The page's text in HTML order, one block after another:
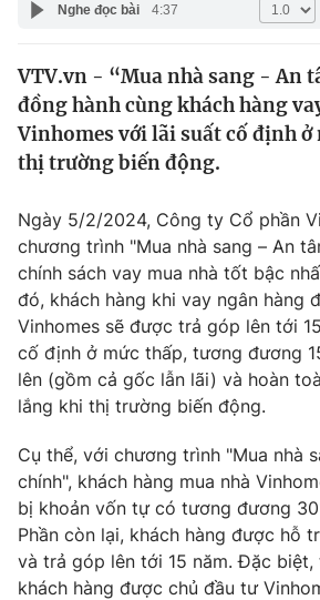
Tin tức
Thế giới đó đây
Câu chuyện quốc tế
Kinh tế
Tài chính
Góc doanh nghiệp
Dữ liệu và đời sống
Truyền hình
Phim VTV
Hậu trường
Nhân vật
Khán giả
Giải sao mai
Giải trí
Điện ảnh
Âm nhạc
Đời sống
Du lịch
Làm đẹp
Chất lượng cuộc sống
Tuyển sinh
Học trực tuyến
Công nghệ
Hitech Công nghệ tương lai
Sản phẩm
Giao lưu trực tuyến
Nghe đọc bài 4:37
VTV.vn - “Mua nhà sang - An
đồng hành cùng khách hàng
Vinhomes với lãi suất cố định ở
thị trường biến động.
Ngày 5/2/2024, Công ty Cổ phần
chương trình "Mua nhà sang – An
chính sách vay mua nhà tốt bậc
đó, khách hàng khi vay ngân hàng
Vinhomes sẽ được trả góp lên tới
cố định ở mức thấp, tương đương
lên (gồm cả gốc lẫn lãi) và hoàn
lắng khi thị trường biến động.
Cụ thể, với chương trình "Mua nhà
chính", khách hàng mua nhà
bị khoản vốn tự có tương đương
Phần còn lại, khách hàng được hỗ
và trả góp lên tới 15 năm. Đặc biệt,
khách hàng được chủ đầu tư